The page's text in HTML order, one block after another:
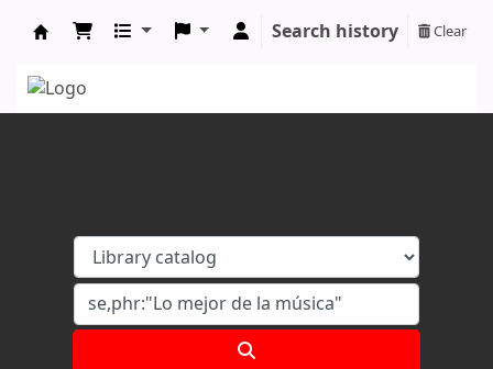
Search history Clear